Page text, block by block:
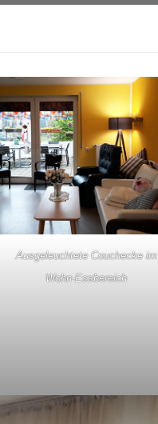
Ausgeleuchtete Couchecke im
Wohn-Essbereich